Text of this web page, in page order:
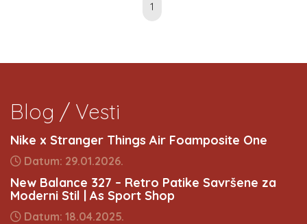
1
Blog / Vesti
Nike x Stranger Things Air Foamposite One
Datum: 29.01.2026.
New Balance 327 – Retro Patike Savršene za
Moderni Stil | As Sport Shop
Datum: 18.04.2025.